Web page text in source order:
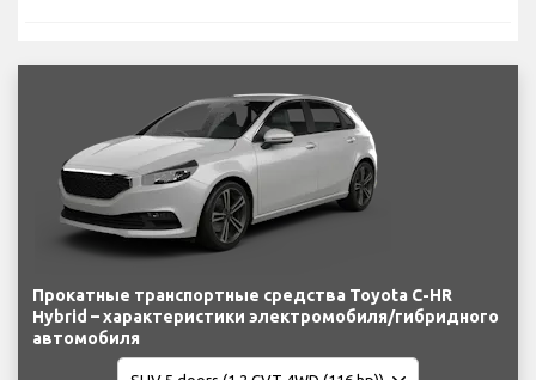
Прокатные транспортные средства Toyota C-HR
Hybrid – характеристики электромобиля/гибридного
автомобиля